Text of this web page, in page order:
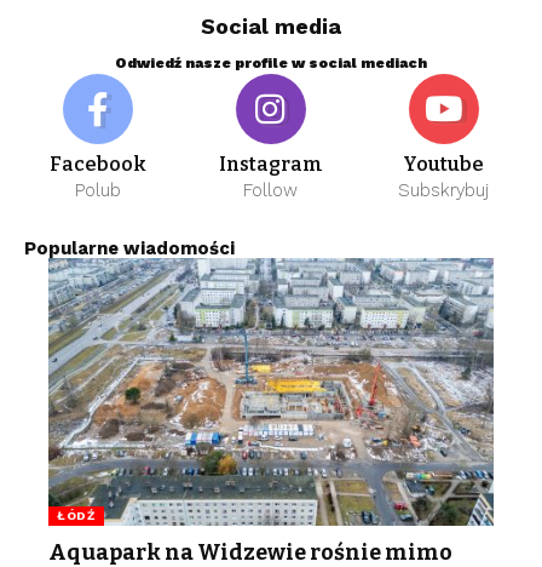
Social media
Odwiedź nasze profile w social mediach
Facebook
Polub
Instagram
Follow
Youtube
Subskrybuj
Popularne wiadomości
ŁÓDŹ
Aquapark na Widzewie rośnie mimo